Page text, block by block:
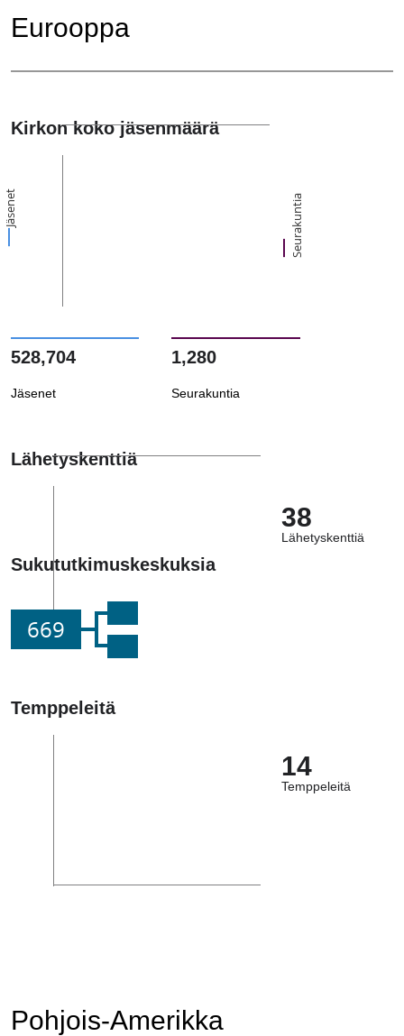
Eurooppa
Kirkon koko jäsenmäärä
Jäsenet Seurakuntia
528,704
Jäsenet
1,280
Seurakuntia
Lähetyskenttiä
38
Lähetyskenttiä
Sukututkimuskeskuksia
669
Temppeleitä
14
Temppeleitä
Pohjois-Amerikka